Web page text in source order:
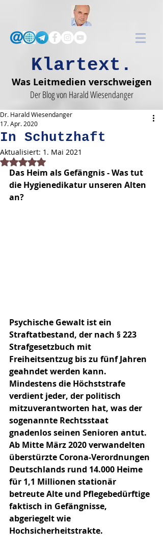
Klartext.
Was Leitmedien verschweigen
Der Blog von Harald Wiesendanger
In Schutzhaft
Dr. Harald Wiesendanger
17. Apr. 2020
Aktualisiert: 1. Mai 2021
Mit NaN von 5 Sternen bewertet.
Das Heim als Gefängnis - Was tut
die Hygienedikatur unseren Alten
an?
Psychische Gewalt ist ein
Straftatbestand, der nach § 223
Strafgesetzbuch mit
Freiheitsentzug bis zu fünf Jahren
geahndet werden kann.
Mindestens die Höchststrafe
verdient jeder, der politisch
mitzuverantworten hat, was der
sogenannte Rechtsstaat
gnadenlos seinen Senioren antut.
Ab Mitte März 2020 verwandelten
überstürzte Corona-Verordnungen
Deutschlands rund 14.000 Heime
für 1,1 Millionen stationär
betreute Alte und Pflegebedürftige
faktisch in Gefängnisse,
abgeriegelt wie
Hochsicherheitstrakte.